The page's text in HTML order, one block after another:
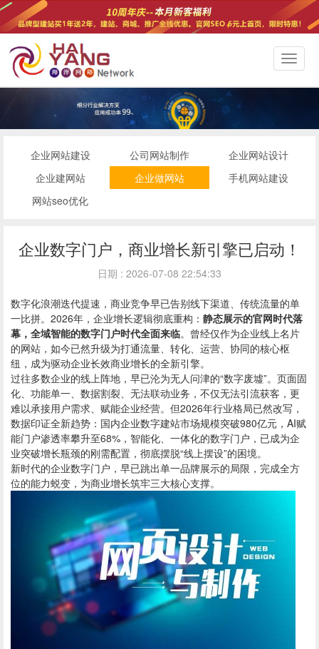
切
换
导
企业网站建设 公司网站制作
企业网站设计
企业建网站
企业做网站
手机网站建设
网站seo优化
企业数字门户，商业增长新引擎已启动！
日期 : 2026-07-08 22:54:33
数字化浪潮迭代提速，商业竞争早已告别线下渠道、传统流量的单
一比拼。2026年，企业增长逻辑彻底重构： 静态展示的官网时代落
幕，全域智能的数字门户时代全面来临。曾经仅作为企业线上名片
的网站，如今已然升级为打通流量、转化、运营、协同的核心枢
纽，成为驱动企业长效商业增长的全新引擎。
过往多数企业的线上阵地，早已沦为无人问津的“数字废墟”。页面固
化、功能单一、数据割裂、无法联动业务，不仅无法引流获客，更
难以承接用户需求、赋能企业经营。但2026年行业格局已然改写，
数据印证全新趋势：国内企业数字建站市场规模突破980亿元，AI赋
能门户渗透率攀升至68%，智能化、一体化的数字门户，已成为企
业突破增长瓶颈的刚需配置，彻底摆脱“线上摆设”的困境。
新时代的企业数字门户，早已跳出单一品牌展示的局限，完成全方
位的能力蜕变，为商业增长筑牢三大核心支撑。